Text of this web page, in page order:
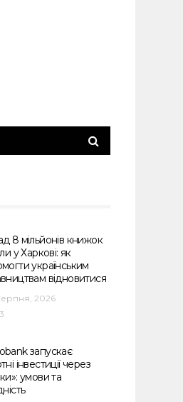
8 мільйонів книжок
у Харкові: як
українським
відновитися
2026
запускає
інвестиції через
умови та